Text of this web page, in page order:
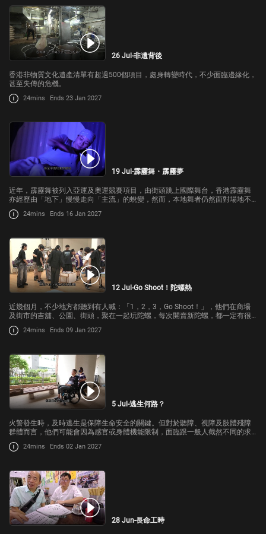
26 Jul-非遺背後
香港非物質文化遺產清單有超過500個項目，處身轉變時代，不少面臨邊緣化，
甚至失傳的危機。
24mins Ends 23 Jan 2027
19 Jul-霹靂舞・霹靂夢
近年，霹靂舞被列入亞運及奧運競賽項目，由街頭跳上國際舞台，香港霹靂舞
亦經歷由「地下」慢慢走向「主流」的蛻變，然而，本地舞者仍然面對場地不
足與資源匱乏的考驗。
24mins Ends 16 Jan 2027
12 Jul-Go Shoot！陀螺熱
近幾個月，不少地方都聽到有人喊：「1，2，3，Go Shoot！」，他們在商場
及街市的吉舖、公園、街頭，聚在一起玩陀螺，每次開賣新陀螺，都一定有很
多人排隊搶購，使香港出現陀螺熱潮。
24mins Ends 09 Jan 2027
5 Jul-逃生何路？
火警發生時，及時逃生是保障生命安全的關鍵。但對於聽障、視障及肢體殘障
群體而言，他們可能會因為感官或身體機能限制，面臨跟一般人截然不同的求
生處境。
24mins Ends 02 Jan 2027
28 Jun-長命工時